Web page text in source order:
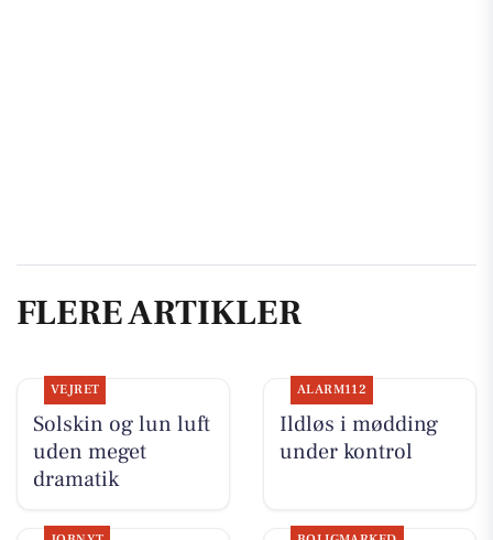
FLERE ARTIKLER
VEJRET
Solskin og lun luft
uden meget
dramatik
ALARM112
Ildløs i mødding
under kontrol